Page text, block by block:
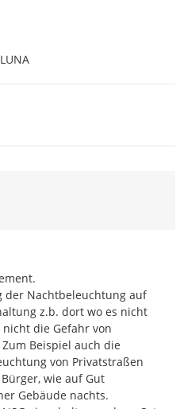
der Nachtbeleuchtung auf
z.b. dort wo es nicht
die Gefahr von
Beispiel auch die
von Privatstraßen
wie auf Gut
Gebäude nachts.